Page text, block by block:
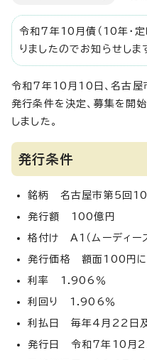
令和7年10月債（10年・定
りましたのでお知らせしま
令和7年10月10日、名古屋
発行条件を決定、募集を開
しました。
発行条件
銘柄 名古屋市第5回10
発行額 100億円
格付け A1（ムーディー
発行価格 額面100円
利率 1.906％
利回り 1.906％
利払日 毎年4月22日
発行日 令和7年10月